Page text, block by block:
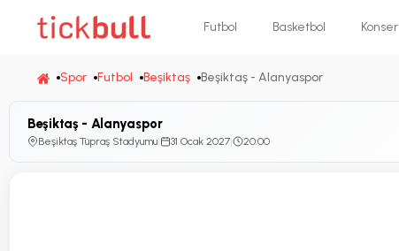
Futbol Basketbol Konser
Spor Futbol Beşiktaş Beşiktaş - Alanyaspor
Beşiktaş - Alanyaspor
Beşiktaş Tüpraş Stadyumu| 31 Ocak 2027| 20:00